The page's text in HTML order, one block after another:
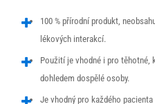
100 % přírodní produkt,
lékových interakcí.
Použití je vhodné i pro těhotné,
dohledem dospělé osoby.
Je vhodný pro každého
ztrácíme
možnost
analýzy
výkonu a
optimalizace
našich
opatření.